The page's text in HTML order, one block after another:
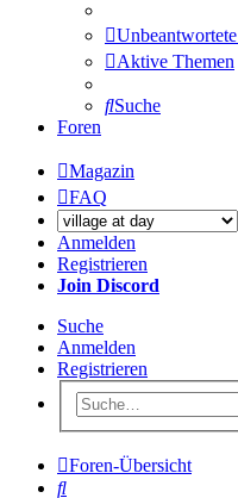
Aktive Themen
Suche
Foren
Magazin
FAQ
Anmelden
Registrieren
Join Discord
Suche
Anmelden
Registrieren
Foren-Übersicht
Suche